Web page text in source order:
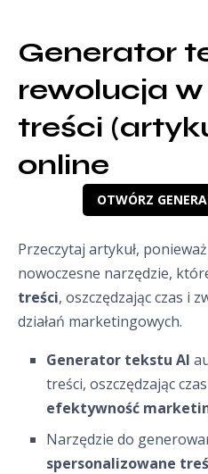
Generator
rewolucja
treści
online
OTWÓRZ
Przeczytaj artykuł, ponieważ
nowoczesne narzędzie,
treści, oszczędzając czas i
działań marketingowych.
Generator tekstu AI
treści, oszczędzając
efektywność
Narzędzie do
spersonalizowane